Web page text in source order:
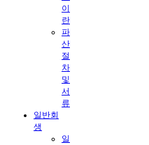
이
란
파
산
절
차
및
서
류
일반회
생
일